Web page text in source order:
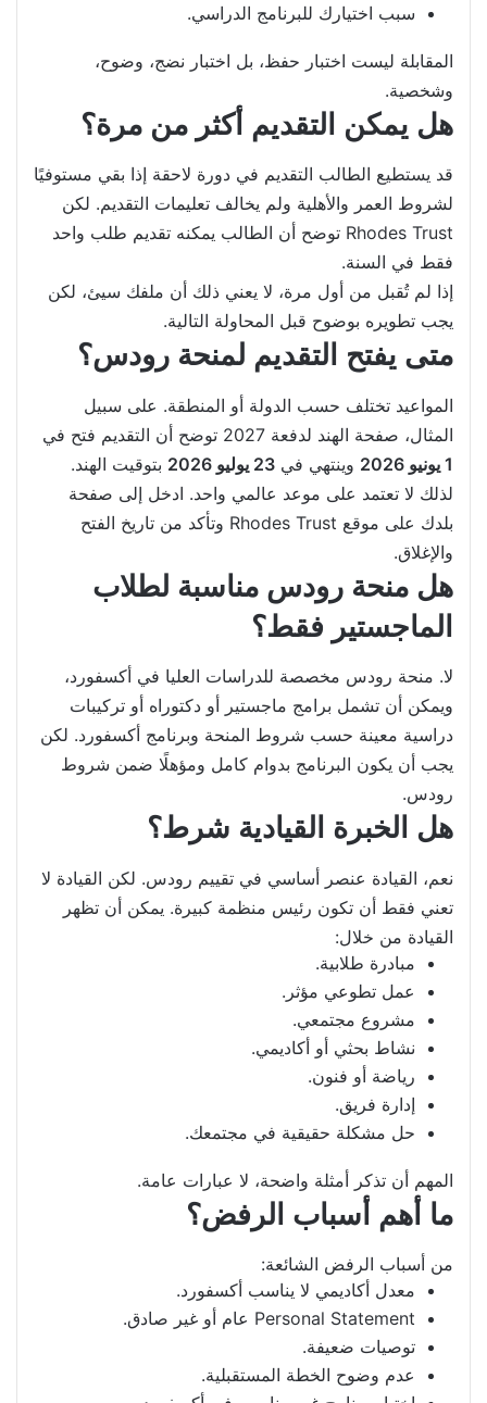
سبب اختيارك للبرنامج الدراسي.
المقابلة ليست اختبار حفظ، بل اختبار نضج، وضوح،
وشخصية.
هل يمكن التقديم أكثر من مرة؟
قد يستطيع الطالب التقديم في دورة لاحقة إذا بقي مستوفيًا
لشروط العمر والأهلية ولم يخالف تعليمات التقديم. لكن
Rhodes Trust توضح أن الطالب يمكنه تقديم طلب واحد
فقط في السنة.
إذا لم تُقبل من أول مرة، لا يعني ذلك أن ملفك سيئ، لكن
يجب تطويره بوضوح قبل المحاولة التالية.
متى يفتح التقديم لمنحة رودس؟
المواعيد تختلف حسب الدولة أو المنطقة. على سبيل
المثال، صفحة الهند لدفعة 2027 توضح أن التقديم فتح في
1 يونيو 2026
وينتهي في 23 يوليو 2026
بتوقيت الهند.
لذلك لا تعتمد على موعد عالمي واحد. ادخل إلى صفحة
بلدك على موقع Rhodes Trust وتأكد من تاريخ الفتح
والإغلاق.
هل منحة رودس مناسبة لطلاب
الماجستير فقط؟
لا. منحة رودس مخصصة للدراسات العليا في أكسفورد،
ويمكن أن تشمل برامج ماجستير أو دكتوراه أو تركيبات
دراسية معينة حسب شروط المنحة وبرنامج أكسفورد. لكن
يجب أن يكون البرنامج بدوام كامل ومؤهلًا ضمن شروط
رودس.
هل الخبرة القيادية شرط؟
نعم، القيادة عنصر أساسي في تقييم رودس. لكن القيادة لا
تعني فقط أن تكون رئيس منظمة كبيرة. يمكن أن تظهر
القيادة من خلال:
مبادرة طلابية.
عمل تطوعي مؤثر.
مشروع مجتمعي.
نشاط بحثي أو أكاديمي.
رياضة أو فنون.
إدارة فريق.
حل مشكلة حقيقية في مجتمعك.
المهم أن تذكر أمثلة واضحة، لا عبارات عامة.
ما أهم أسباب الرفض؟
من أسباب الرفض الشائعة:
معدل أكاديمي لا يناسب أكسفورد.
Personal Statement عام أو غير صادق.
توصيات ضعيفة.
عدم وضوح الخطة المستقبلية.